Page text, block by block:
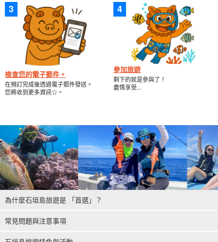
檢查您的電子郵件。
在預訂完成後透過電子郵件發送。
您將收到更多資訊☆。
參加旅遊
剩下的就是參與了！
盡情享受...
為什麼石垣島旅遊是 「首選」？
常見問題與注意事項